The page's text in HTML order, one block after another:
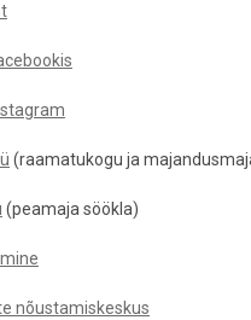
(raamatukogu ja
(peamaja söökla)
nõustamiskeskus